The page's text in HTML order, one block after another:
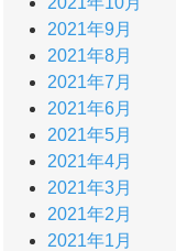
2021年9月
2021年8月
2021年7月
2021年6月
2021年5月
2021年4月
2021年3月
2021年2月
2021年1月